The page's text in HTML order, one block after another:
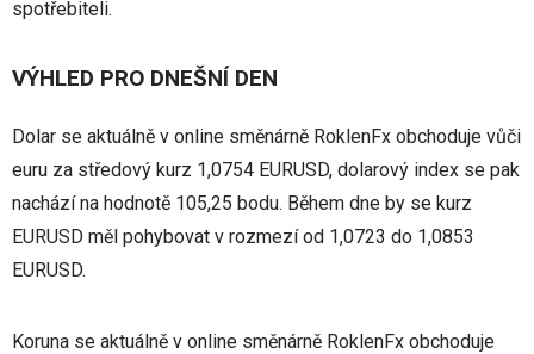
spotřebiteli.
VÝHLED PRO DNEŠNÍ DEN
Dolar se aktuálně v online směnárně RoklenFx obchoduje vůči
euru za středový kurz 1,0754 EURUSD, dolarový index se pak
nachází na hodnotě 105,25 bodu. Během dne by se kurz
EURUSD měl pohybovat v rozmezí od 1,0723 do 1,0853
EURUSD.
Koruna se aktuálně v online směnárně RoklenFx obchoduje